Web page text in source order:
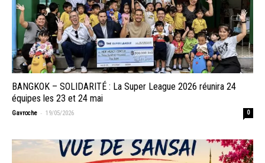
BANGKOK – SOLIDARITÉ : La Super League 2026 réunira 24
équipes les 23 et 24 mai
Gavroche - 19/05/2026 0